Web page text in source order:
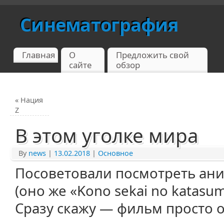
Синематография
Главная
О
сайте
Предложить свой
обзор
« Нация
Z
В этом уголке мира
By news | 13.02.2018 | Основное
Посоветовали посмотреть
(оно же «Kono sekai no
Сразу скажу — фильм просто